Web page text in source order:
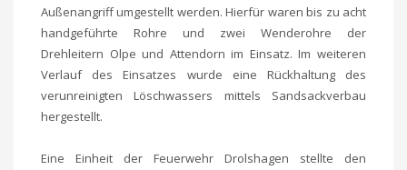
Außenangriff umgestellt werden. Hierfür waren bis zu acht
handgeführte Rohre und zwei Wenderohre der
Drehleitern Olpe und Attendorn im Einsatz. Im weiteren
Verlauf des Einsatzes wurde eine Rückhaltung des
verunreinigten Löschwassers mittels Sandsackverbau
hergestellt.
Eine Einheit der Feuerwehr Drolshagen stellte den